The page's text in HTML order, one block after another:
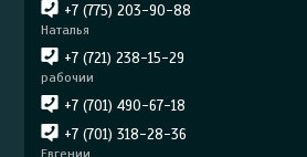
+7 (775) 203-90-88
Наталья
+7 (721) 238-15-29
рабочии
+7 (701) 490-67-18
+7 (701) 318-28-36
Евгении